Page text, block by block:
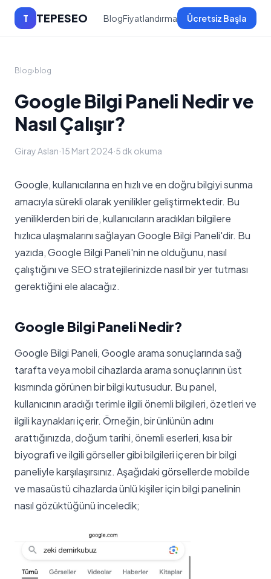
T TEPESEO BlogFiyatlandırma Ücretsiz Başla
Blog› blog
Google Bilgi Paneli Nedir ve
Nasıl Çalışır?
Giray Aslan·15 Mart 2024·5 dk okuma
Google, kullanıcılarına en hızlı ve en doğru bilgiyi sunma
amacıyla sürekli olarak yenilikler geliştirmektedir. Bu
yeniliklerden biri de, kullanıcıların aradıkları bilgilere
hızlıca ulaşmalarını sağlayan Google Bilgi Paneli'dir. Bu
yazıda, Google Bilgi Paneli'nin ne olduğunu, nasıl
çalıştığını ve SEO stratejilerinizde nasıl bir yer tutması
gerektiğini ele alacağız.
Google Bilgi Paneli Nedir?
Google Bilgi Paneli, Google arama sonuçlarında sağ
tarafta veya mobil cihazlarda arama sonuçlarının üst
kısmında görünen bir bilgi kutusudur. Bu panel,
kullanıcının aradığı terimle ilgili önemli bilgileri, özetleri ve
ilgili kaynakları içerir. Örneğin, bir ünlünün adını
arattığınızda, doğum tarihi, önemli eserleri, kısa bir
biyografi ve ilgili görseller gibi bilgileri içeren bir bilgi
paneliyle karşılaşırsınız. Aşağıdaki görsellerde mobilde
ve masaüstü cihazlarda ünlü kişiler için bilgi panelinin
nasıl gözüktüğünü inceledik;